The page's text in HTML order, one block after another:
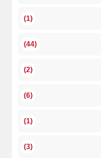
(1)
(44)
(2)
(6)
(1)
(3)